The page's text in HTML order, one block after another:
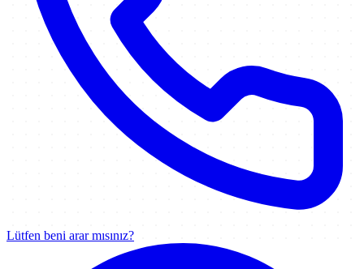
Lütfen beni arar mısınız?